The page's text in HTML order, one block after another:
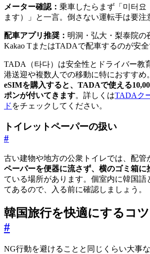
メーター確認： 乗車したらまず「미터요
ます）」と一言。倒さない運転手は要注
配車アプリ推奨： 明洞・弘大・梨泰院の
Kakao TまたはTADAで配車するのが安全
TADA（타다）は安全性とドライバー教
港送迎や複数人での移動に特におすすめ。
eSIMを購入すると、TADAで使える
ポンが付いてきます。詳しくはTADAク
ド をチェックしてください。
トイレットペーパーの扱い
#
古い建物や地方の公衆トイレでは、配管
ペーパーを便器に流さず、横のゴミ箱に
ている場所があります。個室内に韓国語
てあるので、入る前に確認しましょう。
韓国旅行を快適にするコ
#
NG行動を避けることと同じくらい大事な